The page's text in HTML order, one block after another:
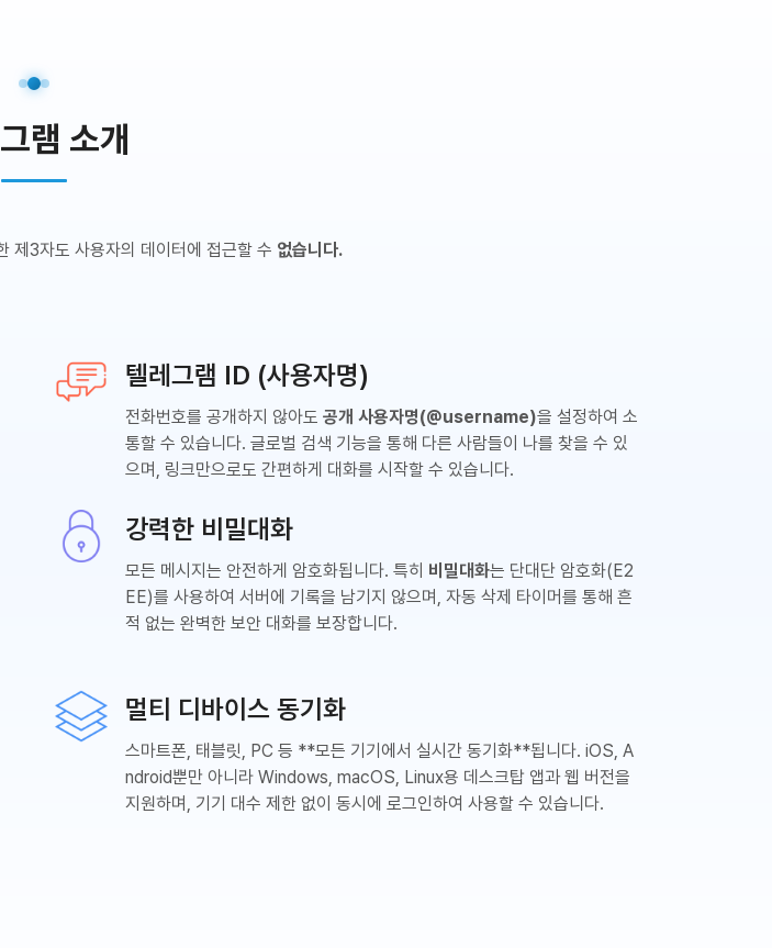
램 소개
제3자도 사용자의 데이터에 접근할 수 없습니다.
텔레그램 ID (사용자명)
전화번호를 공개하지 않아도 공개 사용자명(@username)을 설정하여 소
통할 수 있습니다. 글로벌 검색 기능을 통해 다른 사람들이 나를 찾을 수 있
으며, 링크만으로도 간편하게 대화를 시작할 수 있습니다.
강력한 비밀대화
모든 메시지는 안전하게 암호화됩니다. 특히 비밀대화는 단대단 암호화(E2
EE)를 사용하여 서버에 기록을 남기지 않으며, 자동 삭제 타이머를 통해 흔
적 없는 완벽한 보안 대화를 보장합니다.
멀티 디바이스 동기화
스마트폰, 태블릿, PC 등 **모든 기기에서 실시간 동기화**됩니다. iOS, A
ndroid뿐만 아니라 Windows, macOS, Linux용 데스크탑 앱과 웹 버전을
지원하며, 기기 대수 제한 없이 동시에 로그인하여 사용할 수 있습니다.